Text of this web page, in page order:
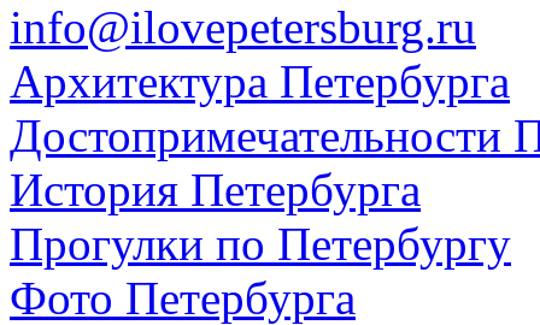
info@ilovepetersburg.ru
Архитектура Петербурга
Достопримечательности
История Петербурга
Прогулки по Петербургу
Фото Петербурга